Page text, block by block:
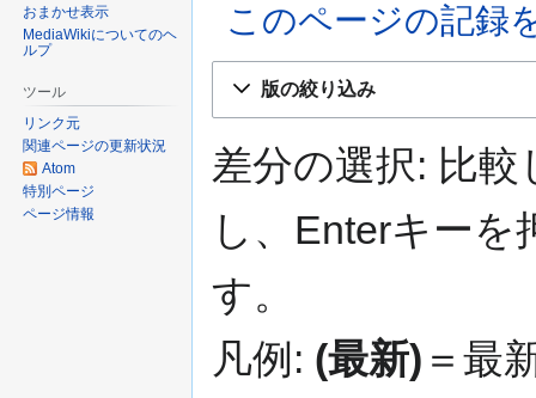
このページの記録
ー
シ
ン
移
動
移
動
版の絞り込み
差分の選択: 比
し、Enterキー
す。
凡例: (最新) ＝最
おまかせ表示
MediaWikiについてのヘ
ルプ
ツール
リンク元
関連ページの更新状況
Atom
特別ページ
ページ情報